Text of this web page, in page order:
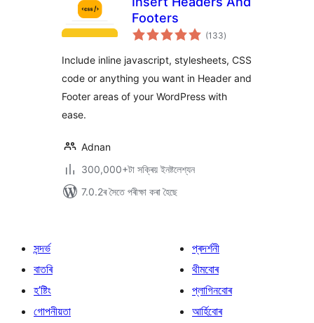
Footers
(133টা
মুঠ)
Include inline javascript, stylesheets, CSS
code or anything you want in Header and
Footer areas of your WordPress with
ease.
Adnan
300,000+টা সক্ৰিয় ইনষ্টলেশ্যন
7.0.2ৰ সৈতে পৰীক্ষা কৰা হৈছে
সন্দৰ্ভ
বাতৰি
হ’ষ্টিং
গোপনীয়তা
প্ৰদৰ্শনী
থীমবোৰ
প্লাগিনবোৰ
আৰ্হিবোৰ